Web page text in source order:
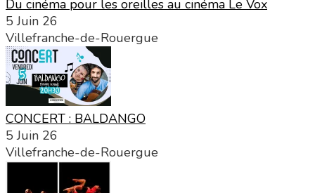
Du cinéma pour les oreilles au cinéma Le Vox
5 Juin 26
Villefranche-de-Rouergue
CONCERT : BALDANGO
5 Juin 26
Villefranche-de-Rouergue